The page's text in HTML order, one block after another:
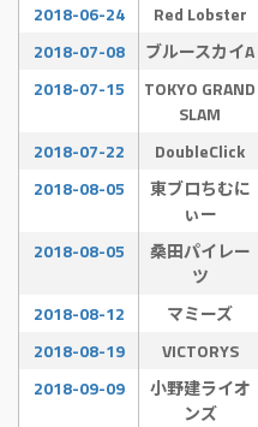
2018-06-24
Red Lobster
2018-07-08
ブルースカイA
2018-07-15
TOKYO GRAND
SLAM
2018-07-22 DoubleClick
2018-08-05
東ブロちむに
ぃー
2018-08-05
桑田パイレー
ツ
2018-08-12 マミーズ
2018-08-19
VICTORYS
2018-09-09
小野建ライオ
ンズ